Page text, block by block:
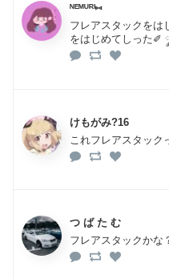
ᴺᴱᴹᵁᴿᴵ⑅
フレアスタックをは
をはじめてしった✐
けもがみ?16
これフレアスタック
つ ば た む
フレアスタックかな